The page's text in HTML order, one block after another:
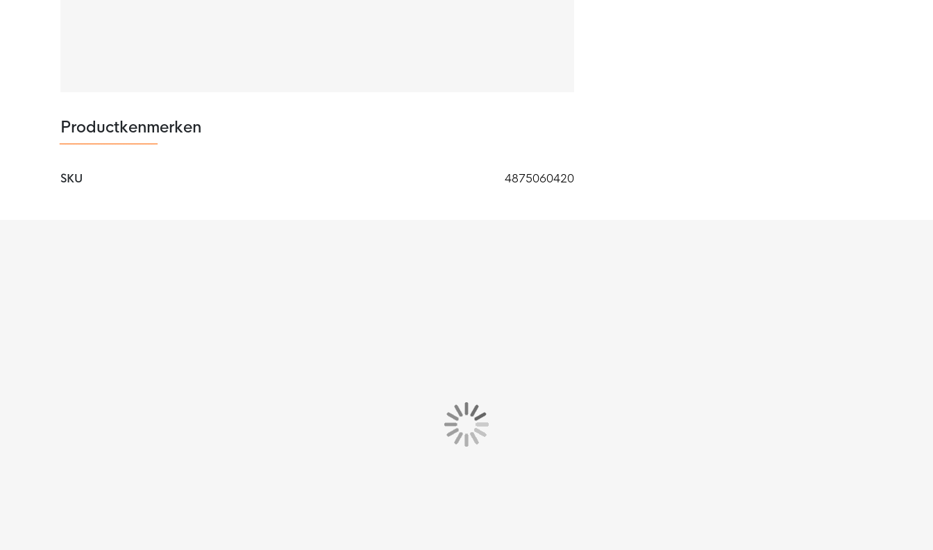
Productkenmerken
SKU 4875060420